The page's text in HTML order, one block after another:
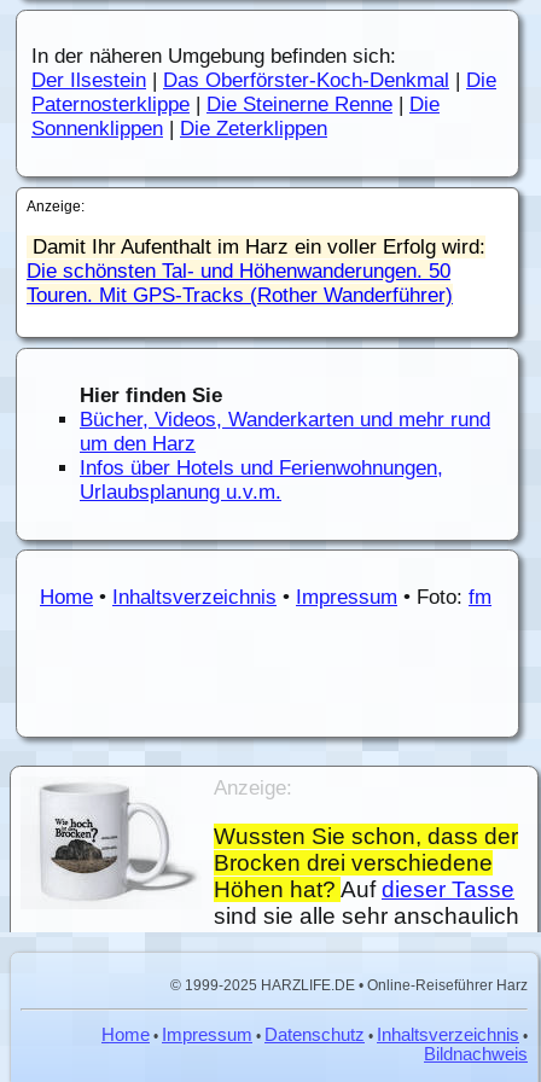
In der näheren Umgebung befinden sich:
Der Ilsestein
Das Oberförster-Koch-Denkmal
Die
Paternosterklippe
Die Steinerne Renne
Die
Sonnenklippen
Die Zeterklippen
Anzeige:
Damit Ihr Aufenthalt im Harz ein voller Erfolg wird:
Die schönsten Tal- und Höhenwanderungen. 50
Touren. Mit GPS-Tracks (Rother Wanderführer)
Hier finden Sie
Bücher, Videos, Wanderkarten und mehr rund
um den Harz
Infos über Hotels und Ferienwohnungen,
Urlaubsplanung u.v.m.
Home • Inhaltsverzeichnis • Impressum • Foto: fm